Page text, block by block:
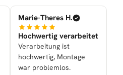
Marie-Theres H.
Hochwertig verarbeitet
Verarbeitung ist
hochwertig, Montage
war problemlos.